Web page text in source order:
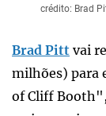
crédito: Brad
Brad Pitt vai
milhões) para
of Cliff Booth",